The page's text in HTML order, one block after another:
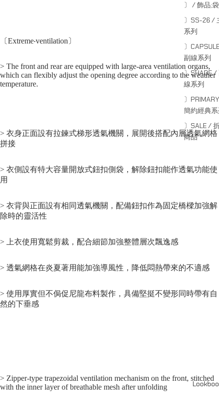
〕 / 飾品;袋
〕SS-26 /
系列
〕
副線系列
〕SHADE /
線系列
〕
簡約經典
〕SALE /
商品
〔Extreme‧ventilation〕
> The front and rear are equipped with large-area ventilation organs,
which can flexibly adjust the opening degree according to the weather
temperature.
> 衣身正面設有拉鍊式梯形透氣機關，展開後搭配內層透氣網格
拼接
> 衣側設有特大容量開放式鈕扣側袋，解除鈕扣能作透氣功能使
用
> 衣背與正面設有相同透氣機關，配備鈕扣作為固定橋樑加強解
除時的靈活性
> 上衣使用寬鬆剪裁，配合細節加強整體層次飄逸感
> 透氣網格在炎夏著用能加強導風性，降低悶熱帶來的不適感
> 使用厚實但不侷促尼龍布料製作，具備堅挺不變形同時帶有自
然的下垂感
> Zipper-type trapezoidal ventilation mechanism on the front, stitched
with the inner layer of breathable mesh after unfolding